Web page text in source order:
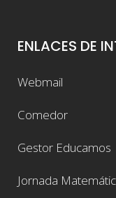
ENLACES DE
Webmail
Comedor
Gestor Educamos
Jornada